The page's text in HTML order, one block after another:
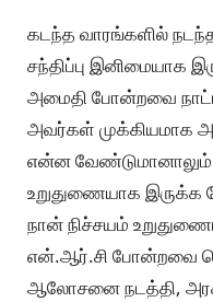
கடந்த வாரங்களில்
சந்திப்பு இனிமையாக
அமைதி போன்றவை
அவர்கள் முக்கியமாக
என்ன
உறுதுணையாக இருக்க
நான் நிச்சயம்
என்.ஆர்.சி போன்றவை
ஆலோசனை நடத்தி,